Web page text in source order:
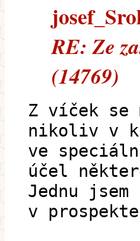
RE: Ze
(14769)
Z víček se
nikoliv v
ve
účel
Jednu
v